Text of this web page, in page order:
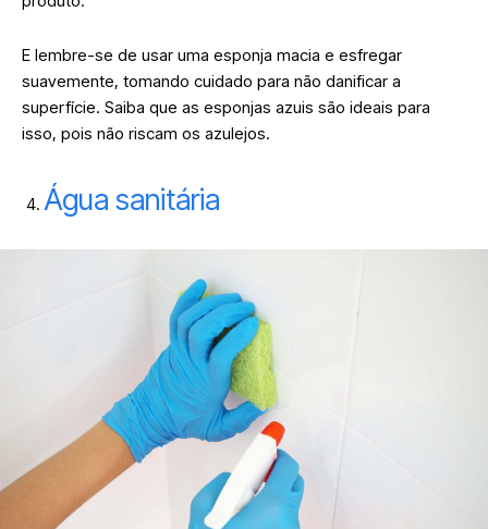
E lembre-se de usar uma esponja macia e esfregar
suavemente, tomando cuidado para não danificar a
superfície. Saiba que as esponjas azuis são ideais para
isso, pois não riscam os azulejos.
Água sanitária